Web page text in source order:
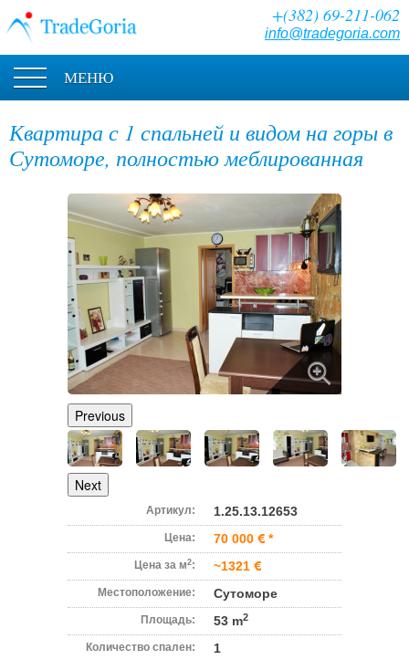
+(382) 69-211-062
info@tradegoria.com
МЕНЮ
Квартира с 1 спальней и видом на горы в
Сутоморе, полностью меблированная
Previous
Next
Артикул: 1.25.13.12653
Цена: 70 000 *
Цена за м2: ~1321
Местоположение: Сутоморе
Площадь: 53 m2
Количество спален: 1